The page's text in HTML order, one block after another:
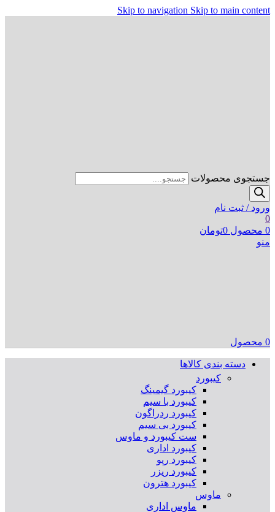
Skip to navigation Skip to main content
جستجوی محصولات
ورود / ثبت نام
0
0 محصول 0تومان
منو
0 محصول
دسته بندی کالاها
کیبورد
کیبورد گیمینگ
کیبورد با سیم
کیبورد ردراگون
کیبورد بی سیم
ست کیبورد و ماوس
کیبورد اداری
کیبورد رپو
کیبورد ریزر
کیبورد هترون
ماوس
ماوس اداری